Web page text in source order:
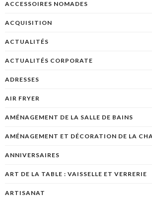
ACCESSOIRES NOMADES
ACQUISITION
ACTUALITÉS
ACTUALITÉS CORPORATE
ADRESSES
AIR FRYER
AMÉNAGEMENT DE LA SALLE DE BAINS
AMÉNAGEMENT ET DÉCORATION DE LA
ANNIVERSAIRES
ART DE LA TABLE : VAISSELLE ET VERRERIE
ARTISANAT